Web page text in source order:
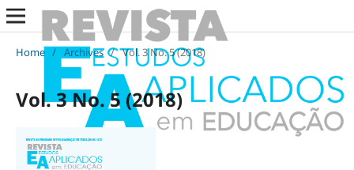
Home / Archives / Vol. 3 No. 5 (2018)
Vol. 3 No. 5 (2018)